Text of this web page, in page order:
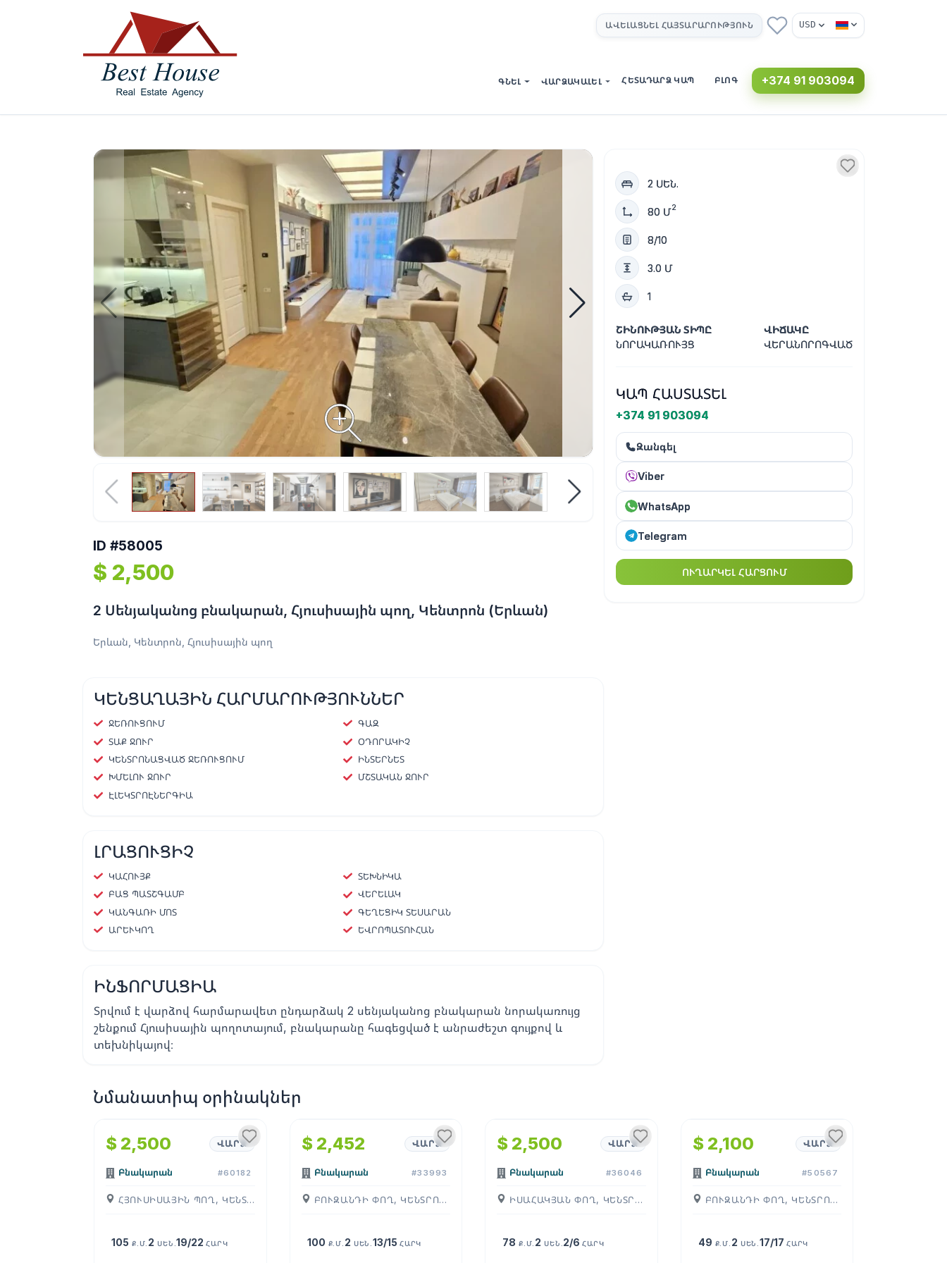
ԱՎԵԼԱՑՆԵԼ ՀԱՅՏԱՐԱՐՈՒԹՅՈՒՆ USD
ԳՆԵԼ ՎԱՐՁԱԿԱԼԵԼ ՀԵՏԱԴԱՐՁ ԿԱՊ ԲԼՈԳ +374 91 903094
ID #58005
$ 2,500
2 Սենյականոց բնակարան, Հյուսիսային պող, Կենտրոն (Երևան)
Երևան, Կենտրոն, Հյուսիսային պող
2 ՍԵՆ.
80 Մ2
8/10
3.0 Մ
1
ՇԻՆՈՒԹՅԱՆ ՏԻՊԸ
ՆՈՐԱԿԱՌՈՒՅՑ
ՎԻՃԱԿԸ
ՎԵՐԱՆՈՐՈԳՎԱԾ
ԿԱՊ ՀԱՍՏԱՏԵԼ
+374 91 903094
Զանգել
Viber
WhatsApp
Telegram
ՈՒՂԱՐԿԵԼ ՀԱՐՑՈՒՄ
ԿԵՆՑԱՂԱՅԻՆ ՀԱՐՄԱՐՈՒԹՅՈՒՆՆԵՐ
ՋԵՌՈՒՑՈՒՄ
ԳԱԶ
ՏԱՔ ՋՈՒՐ
ՕԴՈՐԱԿԻՉ
ԿԵՆՏՐՈՆԱՑՎԱԾ ՋԵՌՈՒՑՈՒՄ
ԻՆՏԵՐՆԵՏ
ԽՄԵԼՈՒ ՋՈՒՐ
ՄՇՏԱԿԱՆ ՋՈՒՐ
ԷԼԵԿՏՐՈԷՆԵՐԳԻԱ
ԼՐԱՑՈՒՑԻՉ
ԿԱՀՈՒՅՔ
ՏԵԽՆԻԿԱ
ԲԱՑ ՊԱՏՇԳԱՄԲ
ՎԵՐԵԼԱԿ
ԿԱՆԳԱՌԻ ՄՈՏ
ԳԵՂԵՑԻԿ ՏԵՍԱՐԱՆ
ԱՐԵՒԿՈՂ
ԵՎՐՈՊԱՏՈՒՀԱՆ
ԻՆՖՈՐՄԱՑԻԱ
Տրվում է վարձով հարմարավետ ընդարձակ 2 սենյականոց բնակարան նորակառույց
շենքում Հյուսիսային պողոտայում, բնակարանը հագեցված է անրաժեշտ գույքով և
տեխնիկայով։
Նմանատիպ օրինակներ
1/ 4
$ 2,500 ՎԱՐՁ
Բնակարան #60182
ՀՅՈՒՍԻՍԱՅԻՆ ՊՈՂ, ԿԵՆՏՐՈՆ, ( ԵՐԵՒԱՆ )
105 Ք.Մ. 2 ՍԵՆ.19/22ՀԱՐԿ
$ 2,452 ՎԱՐՁ
Բնակարան #33993
ԲՈՒԶԱՆԴԻ ՓՈՂ, ԿԵՆՏՐՈՆ, ( ԵՐԵՒԱՆ )
100 Ք.Մ. 2 ՍԵՆ. 13/15 ՀԱՐԿ
$ 2,500 ՎԱՐՁ
Բնակարան #36046
ԻՍԱՀԱԿՅԱՆ ՓՈՂ, ԿԵՆՏՐՈՆ, ( ԵՐԵՒԱՆ )
78 Ք.Մ. 2 ՍԵՆ. 2/6ՀԱՐԿ
$ 2,100 ՎԱՐՁ
Բնակարան #50567
ԲՈՒԶԱՆԴԻ ՓՈՂ, ԿԵՆՏՐՈՆ, ( ԵՐԵՒԱՆ )
49 Ք.Մ. 2 ՍԵՆ. 17/17 ՀԱՐԿ